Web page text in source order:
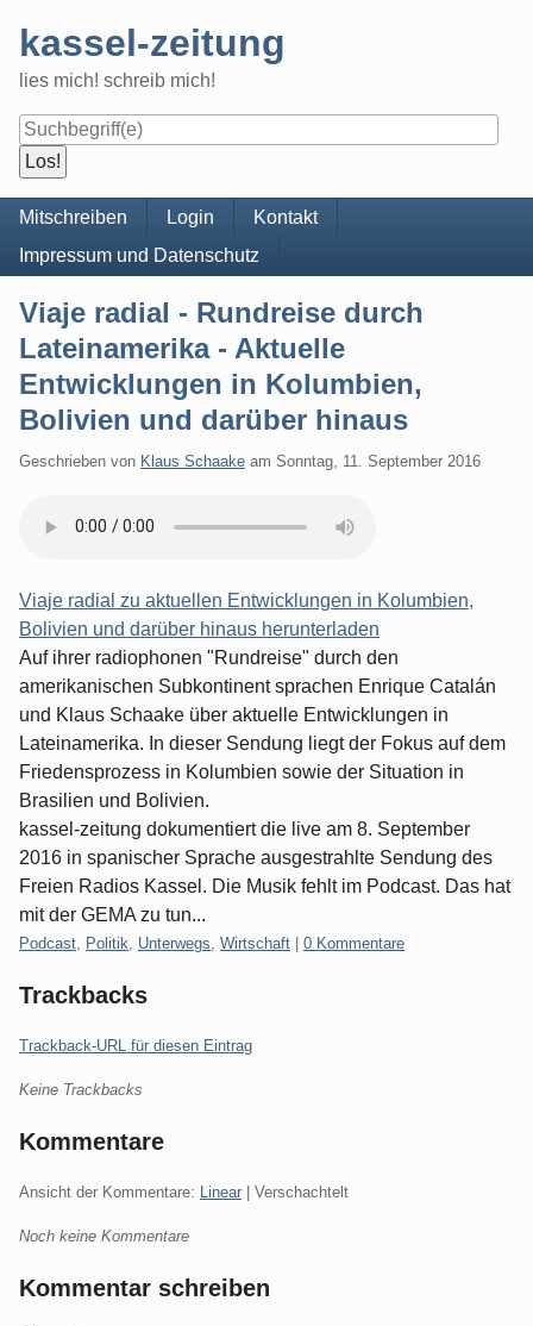
content
kassel-zeitung
lies mich! schreib mich!
Navigation
Mitschreiben Login
Kontakt
Impressum und Datenschutz
Viaje radial - Rundreise durch
Lateinamerika - Aktuelle
Entwicklungen in Kolumbien,
Bolivien und darüber hinaus
Geschrieben von Klaus Schaake am Sonntag, 11. September 2016
Viaje radial zu aktuellen Entwicklungen in Kolumbien,
Bolivien und darüber hinaus herunterladen
Auf ihrer radiophonen "Rundreise" durch den
amerikanischen Subkontinent sprachen Enrique Catalán
und Klaus Schaake über aktuelle Entwicklungen in
Lateinamerika. In dieser Sendung liegt der Fokus auf dem
Friedensprozess in Kolumbien sowie der Situation in
Brasilien und Bolivien.
kassel-zeitung dokumentiert die live am 8. September
2016 in spanischer Sprache ausgestrahlte Sendung des
Freien Radios Kassel. Die Musik fehlt im Podcast. Das hat
mit der GEMA zu tun...
Kategorien:
Podcast Politik Unterwegs Wirtschaft 0 Kommentare
Trackbacks
Trackback-URL für diesen Eintrag
Keine Trackbacks
Kommentare
Ansicht der Kommentare: Linear | Verschachtelt
Noch keine Kommentare
Kommentar schreiben